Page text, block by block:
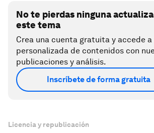
No te pierdas ninguna
este tema
Crea una cuenta gratuita y accede
personalizada de contenidos con
publicaciones y análisis.
Inscríbete de forma gratuita
Licencia y republicación